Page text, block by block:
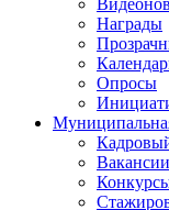
Награды
Опросы
Вакансии